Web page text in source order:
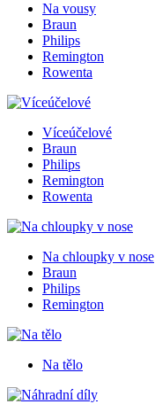
Na vousy
Braun
Philips
Remington
Rowenta
Víceúčelové
Braun
Philips
Remington
Rowenta
Na chloupky v nose
Braun
Philips
Remington
Na tělo